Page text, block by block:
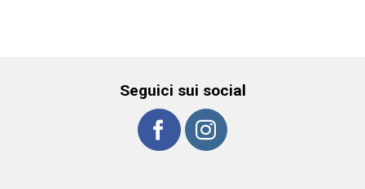
Seguici sui social